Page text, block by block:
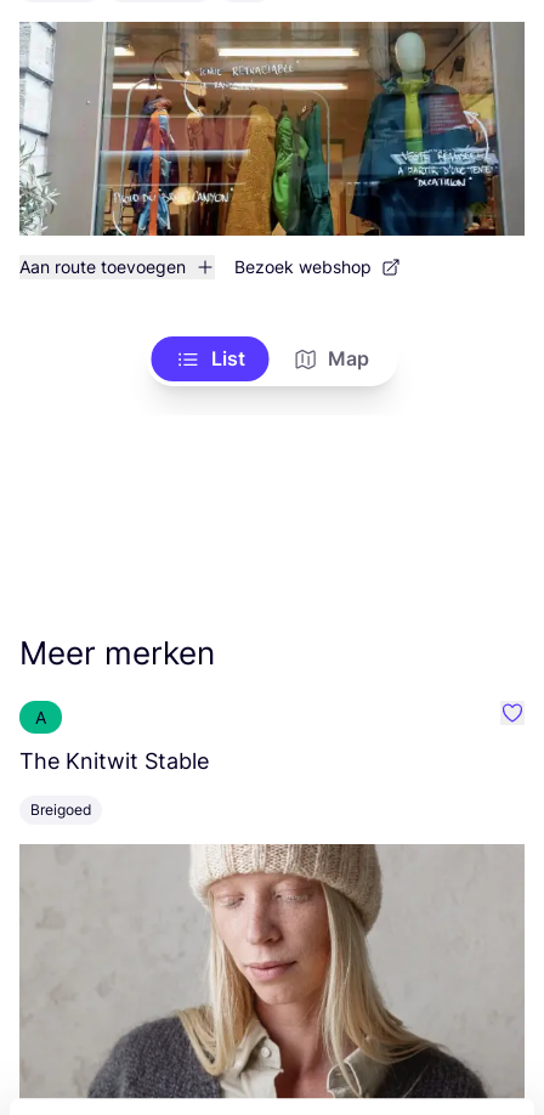
Aan route toevoegen Bezoek webshop
List Map
Meer merken
A
The Knitwit Stable
Breigoed